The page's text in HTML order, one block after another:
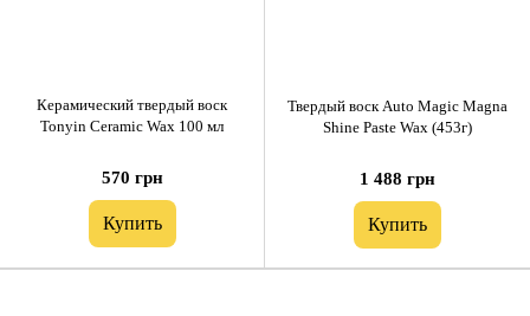
Керамический твердый воск
Tonyin Ceramic Wax 100 мл
570 грн
Купить
Твердый воск Auto Magic Magna
Shine Paste Wax (453г)
1 488 грн
Купить